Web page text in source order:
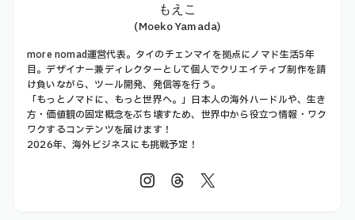
もえこ
(Moeko Yamada)
more nomad運営代表。タイのチェンマイを拠点にノマド生活5年
目。デザイナー兼ディレクターとして個人でクリエイティブ制作を請
け負いながら、ツール開発、発信等を行う。
「もっとノマドに、もっと世界へ。」日本人の海外ハードルや、生き
方・価値観の固定概念をぶち壊すため、世界中から役立つ情報・ワク
ワクするコンテンツを届けます！
2026年、海外ビジネスにも挑戦予定！